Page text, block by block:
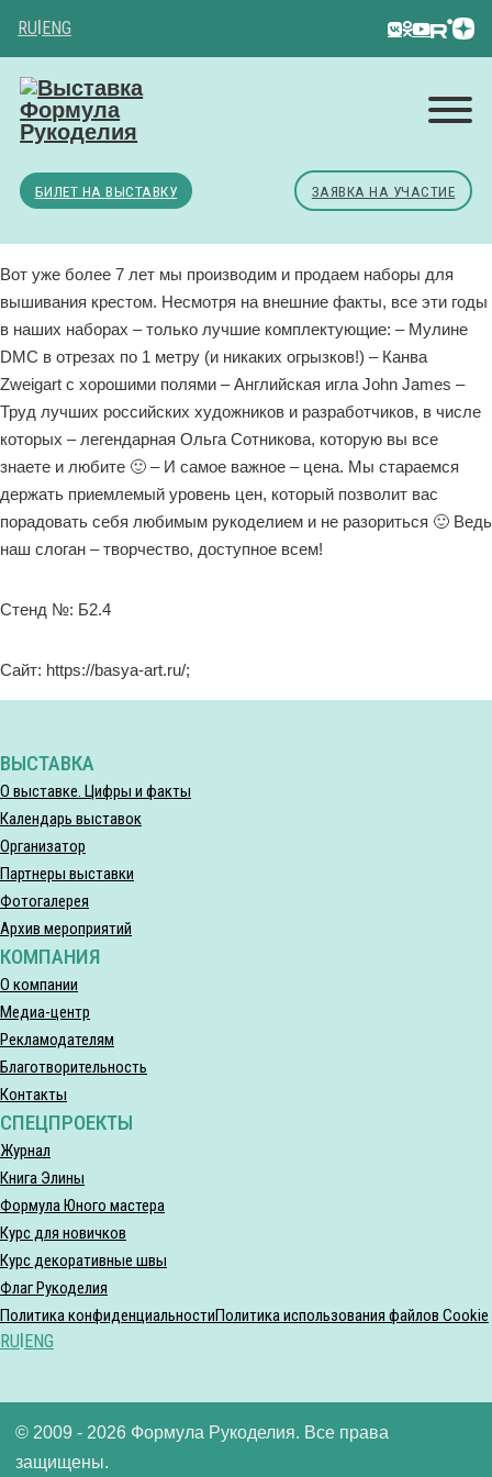
RU ENG
БИЛЕТ НА ВЫСТАВКУ ЗАЯВКА НА УЧАСТИЕ
Вот уже более 7 лет мы производим и продаем наборы для
вышивания крестом. Несмотря на внешние факты, все эти годы
в наших наборах – только лучшие комплектующие: – Мулине
DMC в отрезах по 1 метру (и никаких огрызков!) – Канва
Zweigart с хорошими полями – Английская игла John James –
Труд лучших российских художников и разработчиков, в числе
которых – легендарная Ольга Сотникова, которую вы все
знаете и любите 🙂 – И самое важное – цена. Мы стараемся
держать приемлемый уровень цен, который позволит вас
порадовать себя любимым рукоделием и не разориться 🙂 Ведь
наш слоган – творчество, доступное всем!
Стенд №: Б2.4
Сайт: https://basya-art.ru/;
ВЫСТАВКА
О выставке. Цифры и факты
Календарь выставок
Организатор
Партнеры выставки
Фотогалерея
Архив мероприятий
КОМПАНИЯ
О компании
Медиа-центр
Рекламодателям
Благотворительность
Контакты
СПЕЦПРОЕКТЫ
Журнал
Книга Элины
Формула Юного мастера
Курс для новичков
Курс декоративные швы
Флаг Рукоделия
Политика конфиденциальностиПолитика использования файлов Cookie
RU ENG
© 2009 - 2026 Формула Рукоделия. Все права
защищены.